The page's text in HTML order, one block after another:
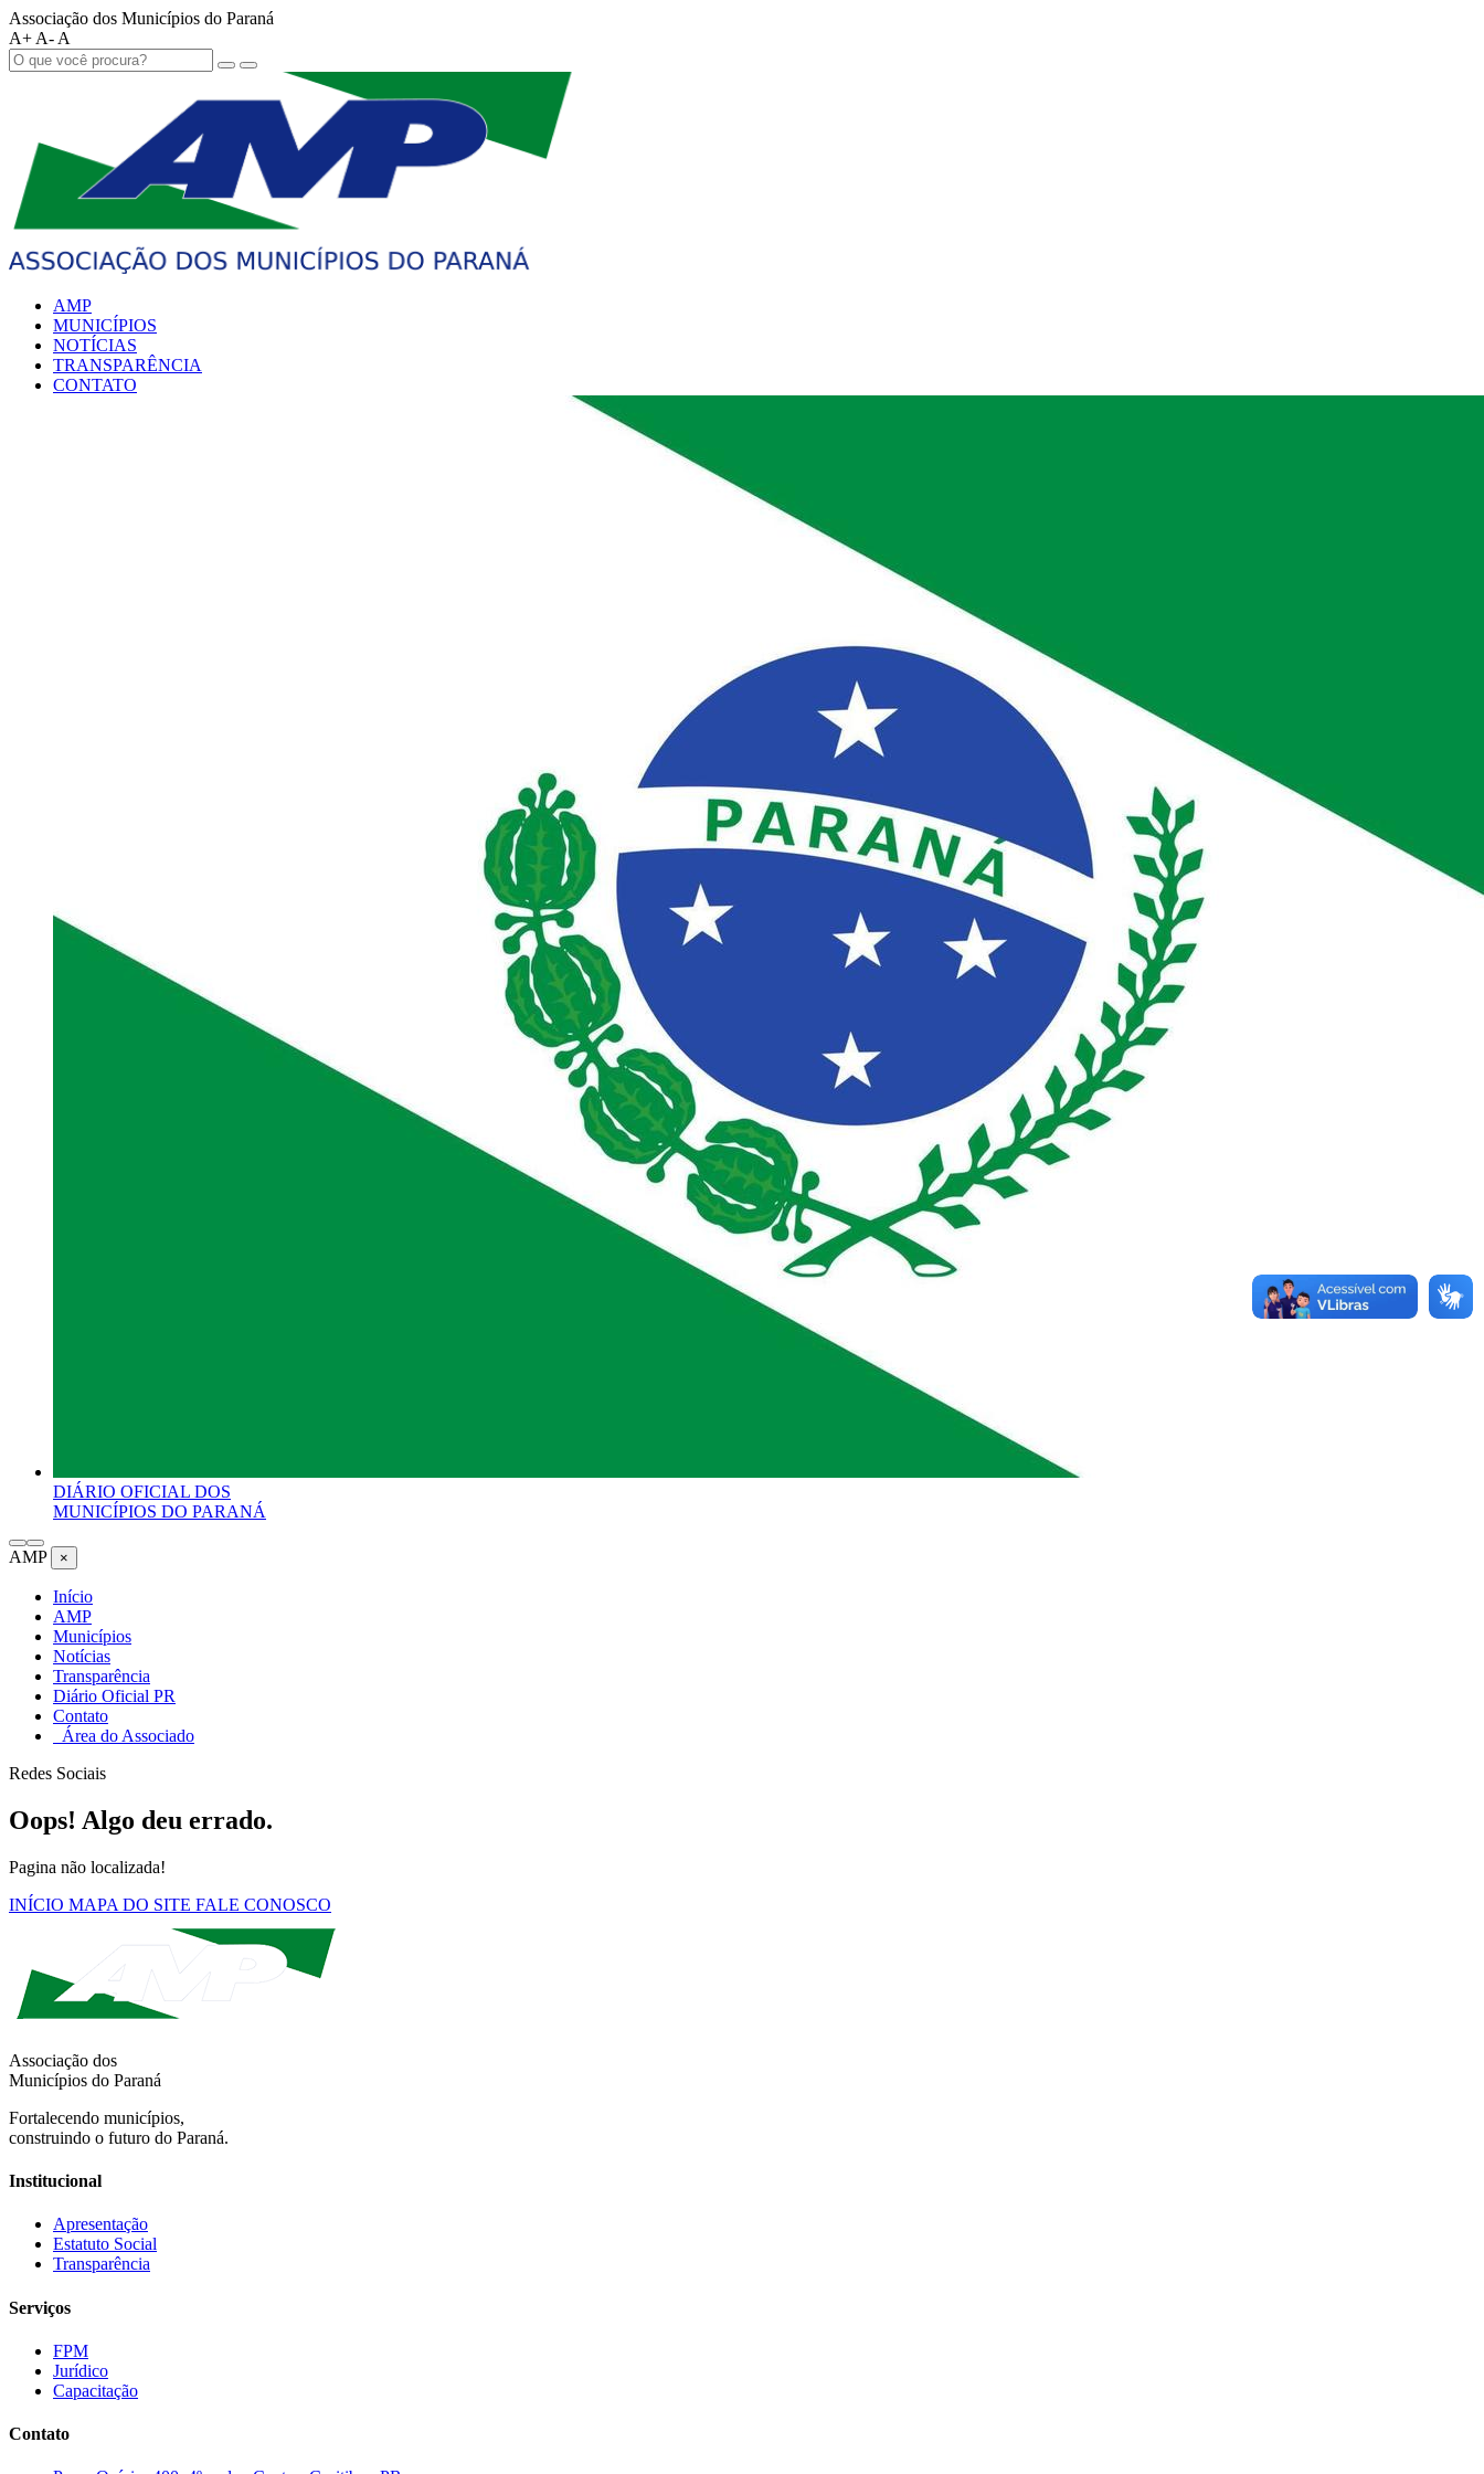
Associação dos Municípios do Paraná
A+ A- A
AMP
MUNICÍPIOS
NOTÍCIAS
TRANSPARÊNCIA
CONTATO
DIÁRIO OFICIAL DOS
MUNICÍPIOS DO PARANÁ
AMP ×
Início
AMP
Municípios
Notícias
Transparência
Diário Oficial PR
Contato
Área do Associado
Redes Sociais
Oops! Algo deu errado.
Pagina não localizada!
INÍCIO MAPA DO SITE FALE CONOSCO
Associação dos
Municípios do Paraná
Fortalecendo municípios,
construindo o futuro do Paraná.
Institucional
Apresentação
Estatuto Social
Transparência
Serviços
FPM
Jurídico
Capacitação
Contato